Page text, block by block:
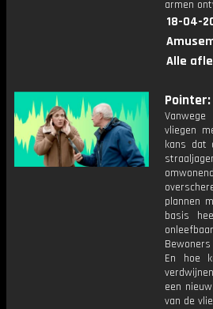
armen
18-04-
Alle
vliegen
kans dat
plannen
basis
En hoe
een
van de